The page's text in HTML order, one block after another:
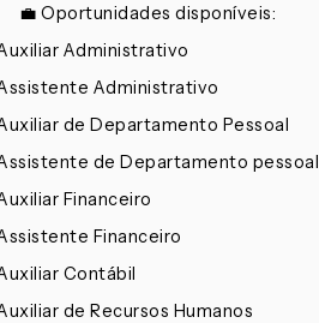
💼 Oportunidades disponíveis:
Auxiliar Administrativo
Assistente Administrativo
Auxiliar de Departamento Pessoal
Assistente de Departamento pessoal
Auxiliar Financeiro
Assistente Financeiro
Auxiliar Contábil
Auxiliar de Recursos Humanos